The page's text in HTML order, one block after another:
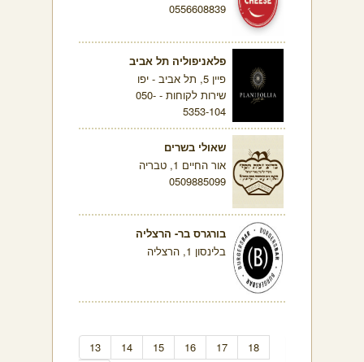
0556608839
פלאניפוליה תל אביב
פיין 5, תל אביב - יפו
שירות לקוחות - 050-
5353-104
שאולי בשרים
אור החיים 1, טבריה
0509885099
בורגרס בר- הרצליה
בלינסון 1, הרצליה
13 14 15 16 17
18